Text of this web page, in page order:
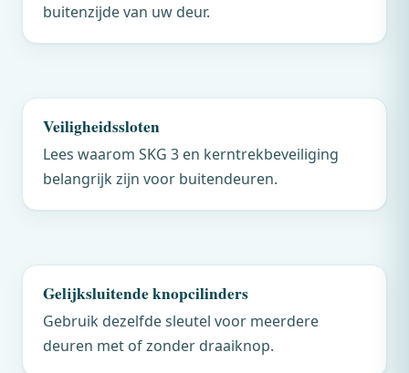
buitenzijde van uw deur.
Veiligheidssloten
Lees waarom SKG 3 en kerntrekbeveiliging
belangrijk zijn voor buitendeuren.
Gelijksluitende knopcilinders
Gebruik dezelfde sleutel voor meerdere
deuren met of zonder draaiknop.